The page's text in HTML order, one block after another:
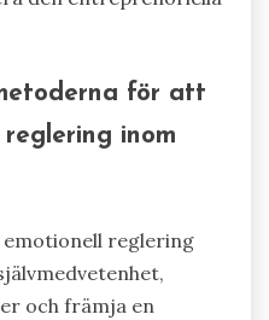
förbättra emotionell
mindfulness,
till att hantera
Att sätta specifika,
och motivation.